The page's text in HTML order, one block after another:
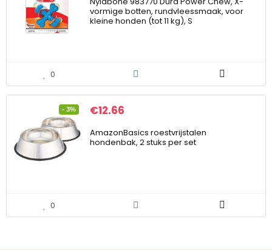
vormige botten, rundvleessmaak, voor
kleine honden (tot 11 kg), S
0
- 3% €12.66
AmazonBasics roestvrijstalen
hondenbak, 2 stuks per set
0